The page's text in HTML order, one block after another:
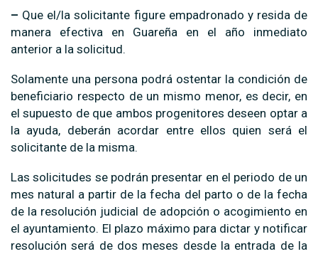
– Que el/la solicitante figure empadronado y resida de
manera efectiva en Guareña en el año inmediato
anterior a la solicitud.
Solamente una persona podrá ostentar la condición de
beneficiario respecto de un mismo menor, es decir, en
el supuesto de que ambos progenitores deseen optar a
la ayuda, deberán acordar entre ellos quien será el
solicitante de la misma.
Las solicitudes se podrán presentar en el periodo de un
mes natural a partir de la fecha del parto o de la fecha
de la resolución judicial de adopción o acogimiento en
el ayuntamiento. El plazo máximo para dictar y notificar
resolución será de dos meses desde la entrada de la